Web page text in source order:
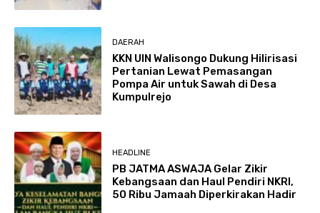
DAERAH
KKN UIN Walisongo Dukung Hilirisasi
Pertanian Lewat Pemasangan
Pompa Air untuk Sawah di Desa
Kumpulrejo
HEADLINE
PB JATMA ASWAJA Gelar Zikir
Kebangsaan dan Haul Pendiri NKRI,
50 Ribu Jamaah Diperkirakan Hadir